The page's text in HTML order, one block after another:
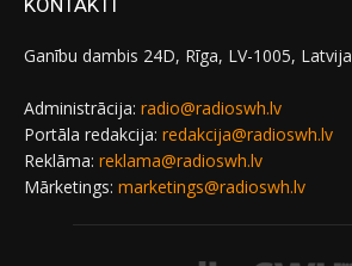
KONTAKTI
Ganību dambis 24D, Rīga, LV-1005, Latvija
Administrācija: radio@radioswh.lv
Portāla redakcija: redakcija@radioswh.lv
Reklāma: reklama@radioswh.lv
Mārketings: marketings@radioswh.lv